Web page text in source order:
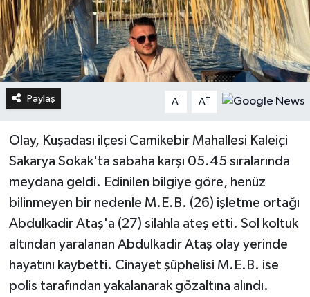
Paylaş A- A+
Olay, Kuşadası ilçesi Camikebir Mahallesi Kaleiçi
Sakarya Sokak'ta sabaha karşı 05.45 sıralarında
meydana geldi. Edinilen bilgiye göre, henüz
bilinmeyen bir nedenle M.E.B. (26) işletme ortağı
Abdulkadir Ataş'a (27) silahla ateş etti. Sol koltuk
altından yaralanan Abdulkadir Ataş olay yerinde
hayatını kaybetti. Cinayet şüphelisi M.E.B. ise
polis tarafından yakalanarak gözaltına alındı.